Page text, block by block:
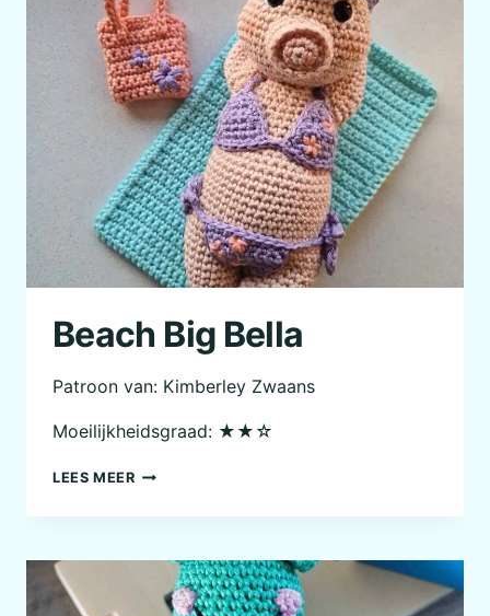
Beach Big Bella
Patroon van: Kimberley Zwaans
Moeilijkheidsgraad: ★★☆
LEES MEERBEACH
BELLA